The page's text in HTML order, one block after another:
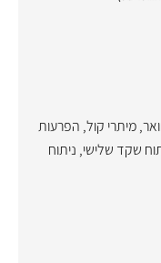
,מיתרי קול, הפרעות
שקד שלישי, ניתוח